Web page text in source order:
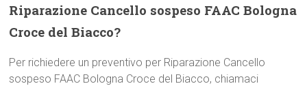
Riparazione Cancello sospeso FAAC Bologna
Croce del Biacco?
Per richiedere un preventivo per Riparazione Cancello
sospeso FAAC Bologna Croce del Biacco, chiamaci